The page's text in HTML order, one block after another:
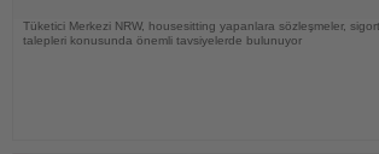
Tüketici Merkezi NRW, housesitting yapanlara sözleşmeler,
talepleri konusunda önemli tavsiyelerde bulunuyor